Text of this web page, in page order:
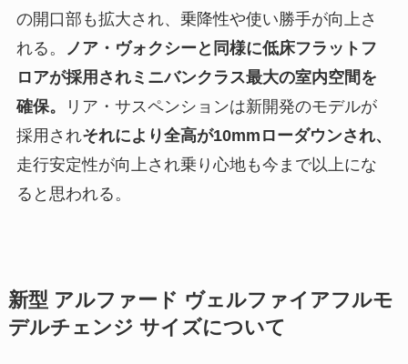
の開口部も拡大され、乗降性や使い勝手が向上さ
れる。
ノア・ヴォクシーと同様に低床フラットフ
ロアが採用されミニバンクラス最大の室内空間を
確保。
リア・サスペンションは新開発のモデルが
採用されそれにより全高が10mmローダウンされ、
走行安定性が向上され乗り心地も今まで以上にな
ると思われる。
新型 アルファード ヴェルファイアフルモ
デルチェンジ サイズについて